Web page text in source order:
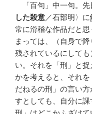
「百句」中一句。先
した殺意／石部明〉に
常に滑稽な作品だと
まっては、（自身で
残されているにして
い。それを「刑」と
かを考えると、それ
だねるの刑」の言い
すとしても、自分に